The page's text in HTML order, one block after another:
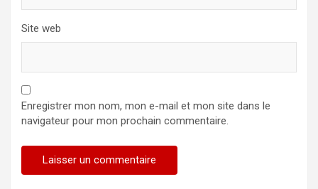
Site web
Enregistrer mon nom, mon e-mail et mon site dans le
navigateur pour mon prochain commentaire.